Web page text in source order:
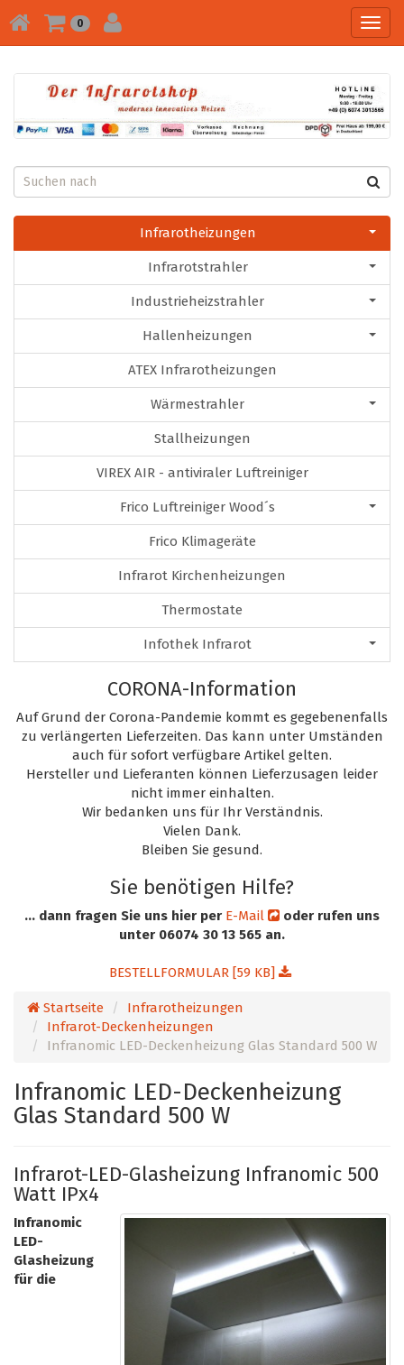
0
Infrarotheizungen
Infrarotstrahler
Industrieheizstrahler
Hallenheizungen
ATEX Infrarotheizungen
Wärmestrahler
Stallheizungen
VIREX AIR - antiviraler Luftreiniger
Frico Luftreiniger Wood´s
Frico Klimageräte
Infrarot Kirchenheizungen
Thermostate
Infothek Infrarot
CORONA-Information
Auf Grund der Corona-Pandemie kommt es gegebenenfalls
zu verlängerten Lieferzeiten. Das kann unter Umständen
auch für sofort verfügbare Artikel gelten.
Hersteller und Lieferanten können Lieferzusagen leider
nicht immer einhalten.
Wir bedanken uns für Ihr Verständnis.
Vielen Dank.
Bleiben Sie gesund.
Sie benötigen Hilfe?
... dann fragen Sie uns hier per E-Mail
oder rufen uns
unter 06074 30 13 565 an.
BESTELLFORMULAR [59 KB]
Startseite
Infrarotheizungen
Infrarot-Deckenheizungen
Infranomic LED-Deckenheizung Glas Standard 500 W
Infranomic LED-Deckenheizung
Glas Standard 500 W
Infrarot-LED-Glasheizung Infranomic 500
Watt IPx4
Infranomic
LED-
Glasheizung
für die